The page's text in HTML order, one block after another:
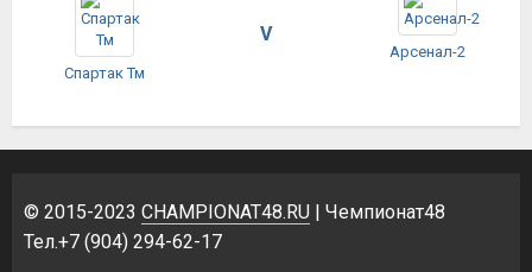
Спартак Тм
V
Арсенал-2
© 2015-2023 CHAMPIONAT48.RU | Чемпионат48
Тел.+7 (904) 294-62-17